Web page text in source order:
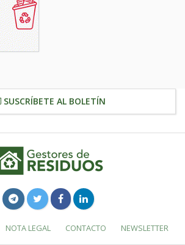
SUSCRÍBETE AL BOLETÍN
NOTA LEGAL CONTACTO NEWSLETTER